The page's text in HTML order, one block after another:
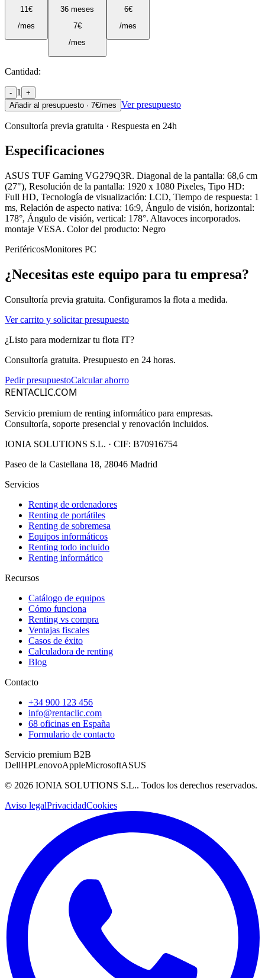
11€
/mes
36 meses
7€
/mes
6€
/mes
Cantidad:
- 1
+
Añadir al presupuesto · 7€/mes Ver presupuesto
Consultoría previa gratuita · Respuesta en 24h
Especificaciones
ASUS TUF Gaming VG279Q3R. Diagonal de la pantalla: 68,6 cm
(27"), Resolución de la pantalla: 1920 x 1080 Pixeles, Tipo HD:
Full HD, Tecnología de visualización: LCD, Tiempo de respuesta: 1
ms, Relación de aspecto nativa: 16:9, Ángulo de visión, horizontal:
178°, Ángulo de visión, vertical: 178°. Altavoces incorporados.
montaje VESA. Color del producto: Negro
PeriféricosMonitores PC
¿Necesitas este equipo para tu empresa?
Consultoría previa gratuita. Configuramos la flota a medida.
Ver carrito y solicitar presupuesto
¿Listo para modernizar tu flota IT?
Consultoría gratuita. Presupuesto en 24 horas.
Pedir presupuestoCalcular ahorro
RENTACLIC.COM
Servicio premium de renting informático para empresas.
Consultoría, soporte presencial y renovación incluidos.
IONIA SOLUTIONS S.L. · CIF: B70916754
Paseo de la Castellana 18, 28046 Madrid
Servicios
Renting de ordenadores
Renting de portátiles
Renting de sobremesa
Equipos informáticos
Renting todo incluido
Renting informático
Recursos
Catálogo de equipos
Cómo funciona
Renting vs compra
Ventajas fiscales
Casos de éxito
Calculadora de renting
Blog
Contacto
+34 900 123 456
info@rentaclic.com
68 oficinas en España
Formulario de contacto
Servicio premium B2B
DellHPLenovoAppleMicrosoftASUS
© 2026 IONIA SOLUTIONS S.L.. Todos los derechos reservados.
Aviso legalPrivacidadCookies